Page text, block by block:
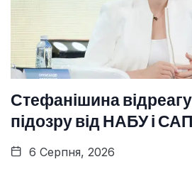
Стефанішина
підозру від НАБУ і САП
6 Серпня, 2026